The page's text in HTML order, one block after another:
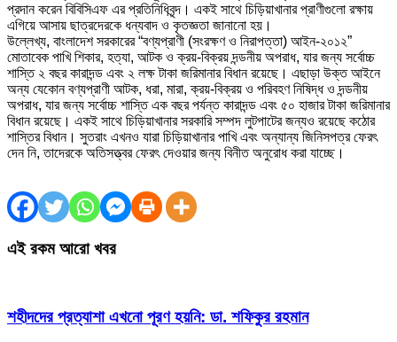
প্রদান করেন বিবিসিএফ এর প্রতিনিধিবৃন্দ। একই সাথে চিড়িয়াখানার প্রাণীগুলো রক্ষায়
এগিয়ে আসায় ছাত্রদেরকে ধন্যবাদ ও কৃতজ্ঞতা জানানো হয়।
উল্লেখ্য, বাংলাদেশ সরকারের “বণ্যপ্রাণী (সংরক্ষণ ও নিরাপত্তা) আইন-২০১২”
মোতাবেক পাখি শিকার, হত্যা, আটক ও ক্রয়-বিক্রয় দন্ডনীয় অপরাধ, যার জন্য সর্বোচ্চ
শাস্তি ২ বছর কারাদন্ড এবং ২ লক্ষ টাকা জরিমানার বিধান রয়েছে। এছাড়া উক্ত আইনে
অন্য যেকোন বণ্যপ্রাণী আটক, ধরা, মারা, ক্রয়-বিক্রয় ও পরিবহণ নিষিদ্ধ ও দন্ডনীয়
অপরাধ, যার জন্য সর্বোচ্চ শাস্তি এক বছর পর্যন্ত কারাদন্ড এবং ৫০ হাজার টাকা জরিমানার
বিধান রয়েছে। একই সাথে চিড়িয়াখানার সরকারি সম্পদ লুটপাটের জন্যও রয়েছে কঠোর
শাস্তির বিধান। সুতরাং এখনও যারা চিড়িয়াখানার পাখি এবং অন্যান্য জিনিসপত্র ফেরৎ
দেন নি, তাদেরকে অতিসত্ত্বর ফেরৎ দেওয়ার জন্য বিনীত অনুরোধ করা যাচ্ছে।
এই রকম আরো খবর
শহীদদের প্রত্যাশা এখনো পূরণ হয়নি: ডা. শফিকুর রহমান